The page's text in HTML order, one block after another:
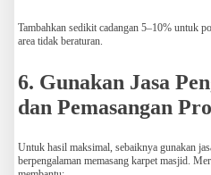
Tambahkan sedikit cadangan 5–10% untuk
area tidak beraturan.
6. Gunakan Jasa
dan Pemasangan
Untuk hasil maksimal, sebaiknya gunakan
berpengalaman memasang karpet masjid.